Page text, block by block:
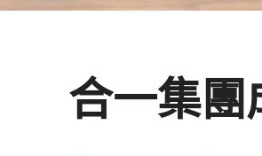
合一集團